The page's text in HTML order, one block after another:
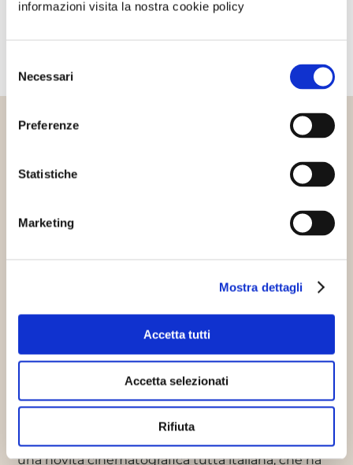
informazioni visita la nostra cookie policy
del
consenso
Necessari
Preferenze
Statistiche
Marketing
Mostra dettagli
Accetta tutti
Accetta selezionati
Rifiuta
Altri articoli che potrebbero
Energie rinnovabili
con “Bringing the Sun Home”
una novità cinematografica tutta italiana, che ha